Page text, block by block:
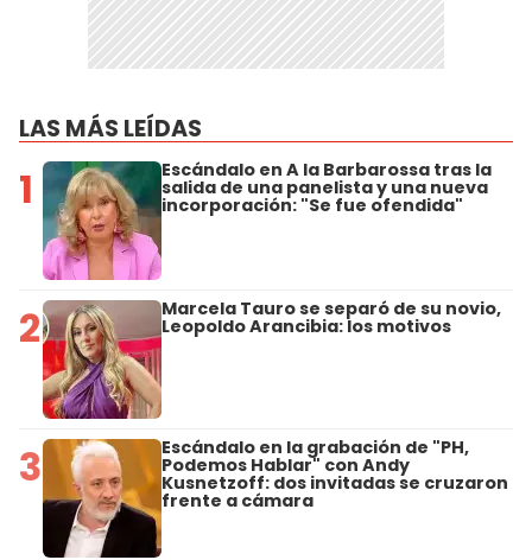
LAS MÁS LEÍDAS
1 Escándalo en A la Barbarossa tras la
salida de una panelista y una nueva
incorporación: "Se fue ofendida"
2 Marcela Tauro se separó de su novio,
Leopoldo Arancibia: los motivos
3 Escándalo en la grabación de "PH,
Podemos Hablar" con Andy
Kusnetzoff: dos invitadas se cruzaron
frente a cámara